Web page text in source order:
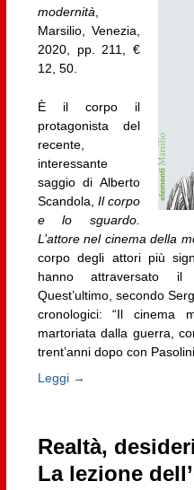
modernità
Marsilio, Venezia,
2020, pp. 211, €
12, 50.
È il corpo il
protagonista del
recente,
interessante
saggio di Alberto
Scandola, Il corpo
e lo sguardo.
L’attore nel cinema della
corpo degli attori più
hanno attraversato il
Quest’ultimo, secondo
cronologici: “Il cinema
martoriata dalla guerra,
trent’anni dopo con
Leggi →
Realtà,
La lezione